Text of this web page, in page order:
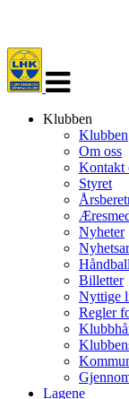
navigasjon
Klubben
Klubben
Om oss
Kontakt
Styret
Nyheter
Billetter
Nyttige
Regler
Lagene